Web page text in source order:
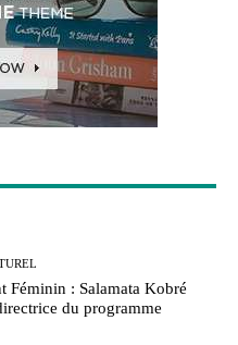
Féminin : Salamata Kobré
du programme